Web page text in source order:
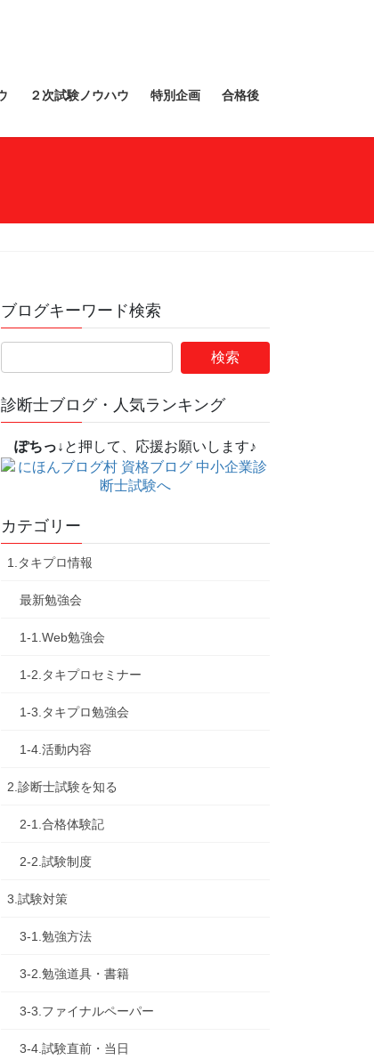
２次試験ノウハウ 特別企画 合格後
ブログキーワード検索
診断士ブログ・人気ランキング
ぽちっ↓ と押して、応援お願いします♪
カテゴリー
1.タキプロ情報
最新勉強会
1-1.Web勉強会
1-2.タキプロセミナー
1-3.タキプロ勉強会
1-4.活動内容
2.診断士試験を知る
2-1.合格体験記
2-2.試験制度
3.試験対策
3-1.勉強方法
3-2.勉強道具・書籍
3-3.ファイナルペーパー
3-4.試験直前・当日